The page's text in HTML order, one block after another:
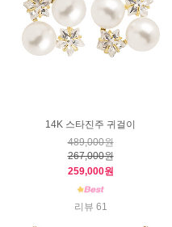
14K 스타진주 귀걸이
489,000원
267,000원
259,000원
리뷰 61